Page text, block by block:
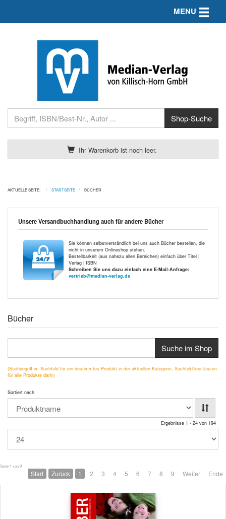
Ihr Warenkorb ist noch leer.
MENU Toggle
AKTUELLE SEITE: STARTSEITE BÜCHER
Unsere Versandbuchhandlung auch für andere Bücher
Sie können selbstverständlich bei uns auch Bücher bestellen, die
nicht in unserem Onlineshop stehen.
Bestellbarkeit (aus nahezu allen Bereichen) einfach über Titel |
Verlag | ISBN
Schreiben Sie uns dazu einfach eine E-Mail-Anfrage:
vertrieb@median-verlag.de
Bücher
Suche im Shop
(Suchbegriff im Suchfeld für ein bestimmtes Produkt in der aktuellen Kategorie, Suchfeld leer lassen
für alle Produkte darin)
Sortiert nach
Ergebnisse 1 - 24 von 194
Seite 1 von 9
Start Zurück 1 2 3 4 5 6 7 8 9 Weiter Ende